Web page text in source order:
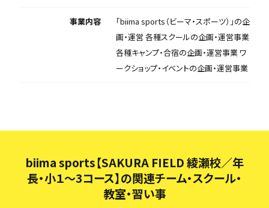
事業内容
「biima sports（ビーマ・スポーツ）」の企
画・運営 各種スクールの企画・運営事業
各種キャンプ・合宿の企画・運営事業 ワ
ークショップ・イベントの企画・運営事業
biima sports【SAKURA FIELD 綾瀬校／年
長・小１～3コース】の関連チーム・スクール・
教室・習い事